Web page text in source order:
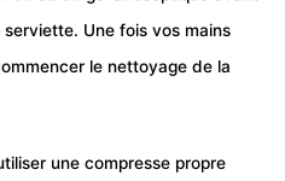
Une fois vos mains
le nettoyage de la
une compresse propre